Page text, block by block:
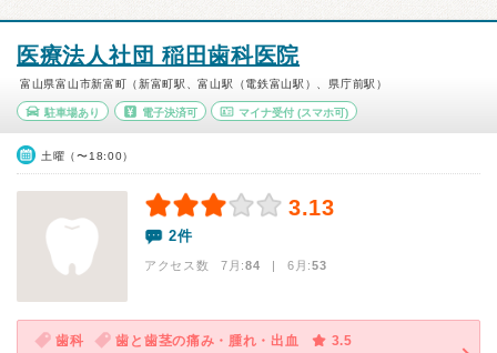
医療法人社団 稲田歯科医院
富山県富山市新富町（新富町駅、富山駅（電鉄富山駅）、県庁前駅）
駐車場あり 電子決済可 マイナ受付 (スマホ可)
土曜（〜18:00）
3.13
2件
アクセス数 7月:84 | 6月:53
歯科 歯と歯茎の痛み・腫れ・出血
3.5